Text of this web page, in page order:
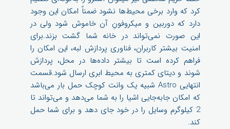
کرد که وارد برخی محیط‌ها نشود ضمناً امکان این وجود
دارد که دوربین و میکروفونِ آن خاموش شود ولی در
این صورت نمی‌تواند در خانه شما گشت بزند.برای
امنیت بیشتر کاربران، فناوری پردازش لبه، این امکان را
فراهم کرده است تا بیشتر داده‌ها در محل، پردازش
شوند و دیتای کمتری به محیط ابری ارسال شود.قسمت
انتهایی Astro شبیه یک وانت کوچک حمل بار می‌باشد
که امکان جابه‌جایی اشیا را به شما می‌دهد و می‌تواند تا
2 کیلوگرم وسایل را در خود جای دهد و برای شما حمل
کند.